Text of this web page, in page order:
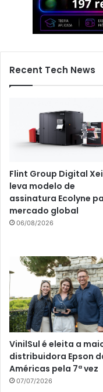
Recent Tech News
Flint Group Digital
leva modelo de
assinatura Ecolyne
mercado global
06/08/2026
VinilSul é eleita a
distribuidora Epson
Américas pela 7ª vez
07/07/2026